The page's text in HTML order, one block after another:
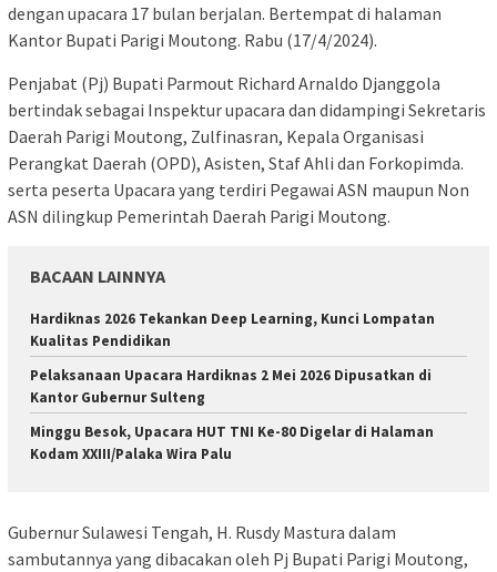
dengan upacara 17 bulan berjalan. Bertempat di halaman
Kantor Bupati Parigi Moutong. Rabu (17/4/2024).
Penjabat (Pj) Bupati Parmout Richard Arnaldo Djanggola
bertindak sebagai Inspektur upacara dan didampingi Sekretaris
Daerah Parigi Moutong, Zulfinasran, Kepala Organisasi
Perangkat Daerah (OPD), Asisten, Staf Ahli dan Forkopimda.
serta peserta Upacara yang terdiri Pegawai ASN maupun Non
ASN dilingkup Pemerintah Daerah Parigi Moutong.
BACAAN LAINNYA
Hardiknas 2026 Tekankan Deep Learning, Kunci Lompatan
Kualitas Pendidikan
Pelaksanaan Upacara Hardiknas 2 Mei 2026 Dipusatkan di
Kantor Gubernur Sulteng
Minggu Besok, Upacara HUT TNI Ke-80 Digelar di Halaman
Kodam XXIII/Palaka Wira Palu
Gubernur Sulawesi Tengah, H. Rusdy Mastura dalam
sambutannya yang dibacakan oleh Pj Bupati Parigi Moutong,